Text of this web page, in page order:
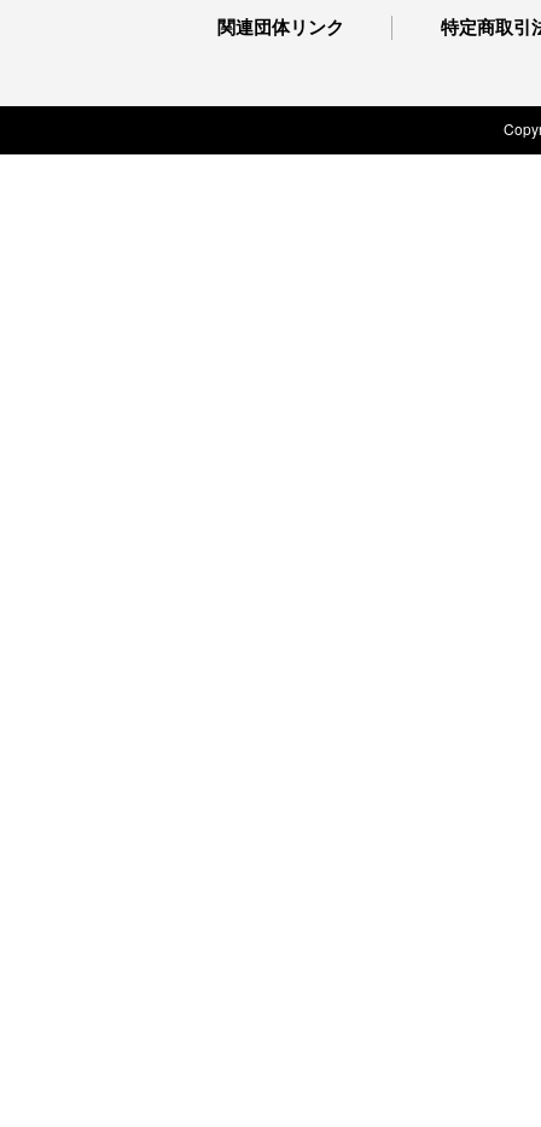
関連団体リンク 特定商取引